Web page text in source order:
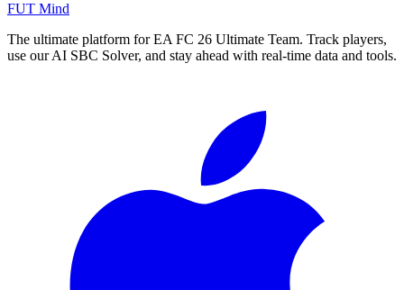
FUT Mind
The ultimate platform for EA FC 26 Ultimate Team. Track players,
use our AI SBC Solver, and stay ahead with real-time data and tools.